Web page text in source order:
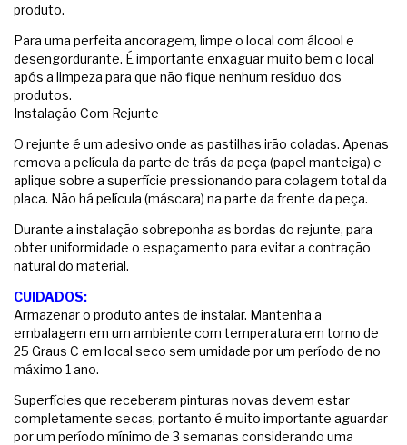
produto.
Para uma perfeita ancoragem, limpe o local com álcool e
desengordurante. É importante enxaguar muito bem o local
após a limpeza para que não fique nenhum resíduo dos
produtos.
Instalação Com Rejunte
O rejunte é um adesivo onde as pastilhas irão coladas. Apenas
remova a película da parte de trás da peça (papel manteiga) e
aplique sobre a superfície pressionando para colagem total da
placa. Não há película (máscara) na parte da frente da peça.
Durante a instalação sobreponha as bordas do rejunte, para
obter uniformidade o espaçamento para evitar a contração
natural do material.
CUIDADOS:
Armazenar o produto antes de instalar. Mantenha a
embalagem em um ambiente com temperatura em torno de
25 Graus C em local seco sem umidade por um período de no
máximo 1 ano.
Superfícies que receberam pinturas novas devem estar
completamente secas, portanto é muito importante aguardar
por um período mínimo de 3 semanas considerando uma